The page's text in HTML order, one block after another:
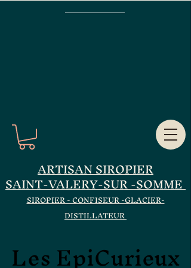
ARTISAN SIROPIER
SAINT-VALERY-SUR -SOMME
SIROPIER - CONFISEUR -GLACIER-
DISTILLATEUR
Les EpiCurieux
Les EpiCurieux